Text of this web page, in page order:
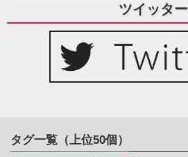
ツイッター
タグ一覧（上位50個）